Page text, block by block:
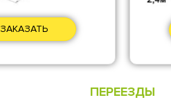
ЗАКАЗАТЬ
ПЕРЕЕЗДЫ